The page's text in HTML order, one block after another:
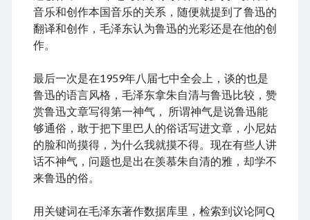
Japan 🇯🇵 日本
law and order
Lily 孝恭
Liu Bingzhang 刘秉璋
New York 🍎 纽约
politically correct 政治正确
publishing 出版
Russia 🇷🇺 俄国
Shanghai 上海
Suzhou 苏州
Tangshan 唐山
things Chinese 中国事儿
Tianjin 天津
UK 🇬🇧 英国
Unbelievable 匪夷所思
US-China 中美
US 🇺🇸 美国
WW II 二战
音乐和创作本国音乐的关系，随便就提到了鲁迅的
翻译和创作，毛泽东认为鲁迅的光彩还是在他的创
作。
最后一次是在1959年八届七中全会上，谈的也是
鲁迅的语言风格，毛泽东拿朱自清与鲁迅比较，赞
赏鲁迅文章写得第一神气， 所谓神气是说鲁迅能
够通俗，敢于把下里巴人的俗话写进文章，小尼姑
的脸和尚摸得，为什么我就摸不得。现在有些人讲
话不神气，问题也是出在羡慕朱自清的雅，却学不
来鲁迅的俗。
用关键词在毛泽东著作数据库里，检索到议论阿Q